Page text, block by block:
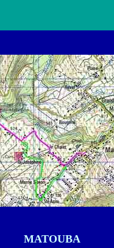
MATOUBA